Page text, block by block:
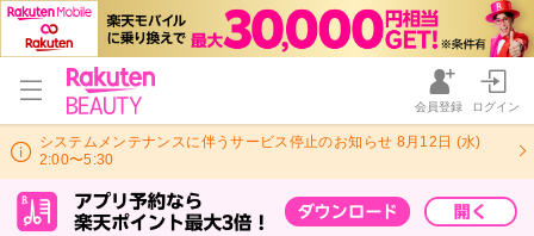
会員登録 ログイン
システムメンテナンスに伴うサービス停止のお知らせ 8月12日 (水)
2:00〜5:30